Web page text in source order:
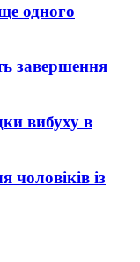
одного
завершення
вибуху в
чоловіків із